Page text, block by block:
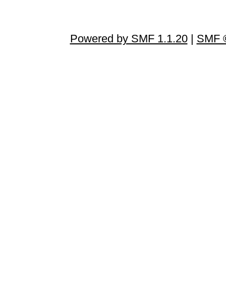
Powered by SMF 1.1.20| SMF